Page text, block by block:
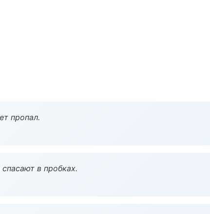
пропал.
в пробках.